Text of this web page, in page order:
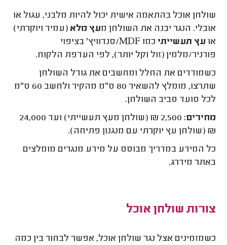
שולחן אוכל בהתאמה אישית יכול להיות מלבני, עגול או
אובלי. הנגר יבנה את השולחן מעץ מלא (עמיד ויוקרתי)
או עץ תעשייתי
כמו MDF/סנדוויץ' בציפוי
פורניר/מלמין (זול וקל יותר), לפי העדפת הלקוח.
כשמודדים את החלל ומחשבים את גודל השולחן
שתרצו, מומלץ להשאיר 80 ס"מ מהקיר ולחשב 60 ס"מ
לכל סועד סביב השולחן.
מחירים:
2,500 ₪ (שולחן מעץ תעשייתי) ועד 24,000
₪ (שולחן עץ יוקרתי עם מנגנון פתיחה).
כל המידע במדריך מבוסס על מידע מנגרים מומלצים
באתר מידרג.
צורות שולחן אוכל
כשמזמינים אצל נגר שולחן אוכל, אפשר לבחור בין כמה